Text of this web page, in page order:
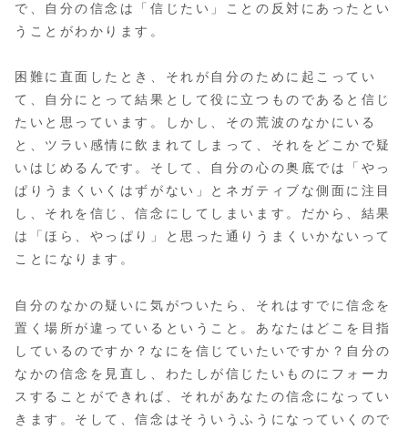
で、自分の信念は「信じたい」ことの反対にあったとい
うことがわかります。
困難に直面したとき、それが自分のために起こってい
て、自分にとって結果として役に立つものであると信じ
たいと思っています。しかし、その荒波のなかにいる
と、ツラい感情に飲まれてしまって、それをどこかで疑
いはじめるんです。そして、自分の心の奥底では「やっ
ぱりうまくいくはずがない」とネガティブな側面に注目
し、それを信じ、信念にしてしまいます。だから、結果
は「ほら、やっぱり」と思った通りうまくいかないって
ことになります。
自分のなかの疑いに気がついたら、それはすでに信念を
置く場所が違っているということ。あなたはどこを目指
しているのですか？なにを信じていたいですか？自分の
なかの信念を見直し、わたしが信じたいものにフォーカ
スすることができれば、それがあなたの信念になってい
きます。そして、信念はそういうふうになっていくので